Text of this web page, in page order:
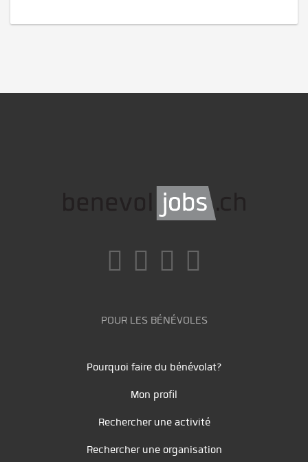
POUR LES BÉNÉVOLES
Pourquoi faire du bénévolat?
Mon profil
Rechercher une activité
Rechercher une organisation